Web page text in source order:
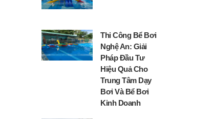
Thi Công Bể Bơi
Nghệ An: Giải
Pháp Đầu Tư
Hiệu Quả Cho
Trung Tâm Dạy
Bơi Và Bể Bơi
Kinh Doanh